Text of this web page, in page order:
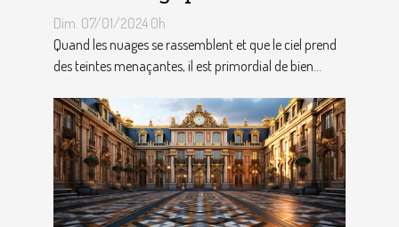
choix des tentes publicitaires
Dim. 07/01/2024 0h
Quand les nuages se rassemblent et que le ciel prend
des teintes menaçantes, il est primordial de bien...